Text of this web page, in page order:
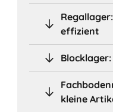
effizient
kleine